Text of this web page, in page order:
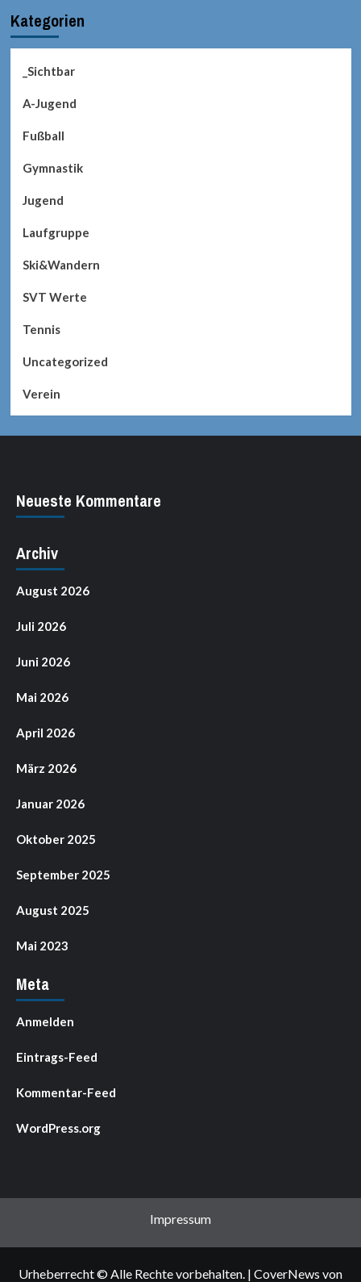
Kategorien
_Sichtbar
A-Jugend
Fußball
Gymnastik
Jugend
Laufgruppe
Ski&Wandern
SVT Werte
Tennis
Uncategorized
Verein
Neueste Kommentare
Archiv
August 2026
Juli 2026
Juni 2026
Mai 2026
April 2026
März 2026
Januar 2026
Oktober 2025
September 2025
August 2025
Mai 2023
Meta
Anmelden
Eintrags-Feed
Kommentar-Feed
WordPress.org
Impressum
Urheberrecht © Alle Rechte vorbehalten. | CoverNews von